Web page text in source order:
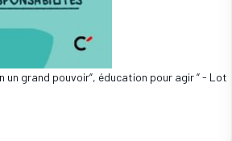
un grand pouvoir“, éducation pour agir “ - Lot